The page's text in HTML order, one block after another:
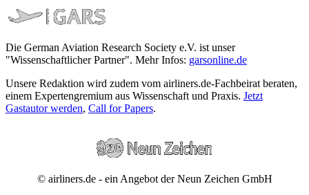
Die German Aviation Research Society e.V. ist unser
"Wissenschaftlicher Partner". Mehr Infos: garsonline.de
Unsere Redaktion wird zudem vom airliners.de-Fachbeirat beraten,
einem Expertengremium aus Wissenschaft und Praxis. Jetzt
Gastautor werden, Call for Papers.
© airliners.de - ein Angebot der Neun Zeichen GmbH